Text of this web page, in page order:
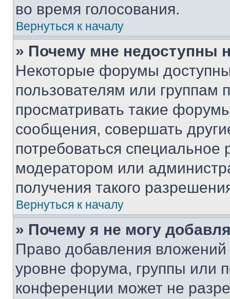
во время голосования.
Вернуться к началу
» Почему мне недоступны
Некоторые форумы
пользователям или группам
просматривать такие
сообщения, совершать
потребоваться
модератором или
получения такого
Вернуться к началу
» Почему я не могу
Право добавления
уровне форума, группы или
конференции может не